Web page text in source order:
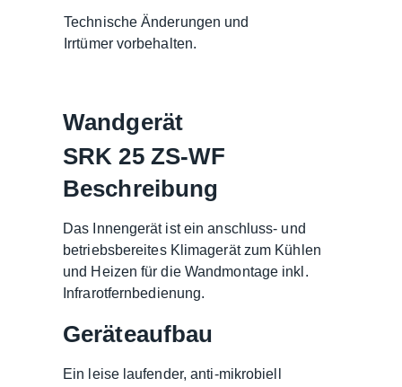
Technische Änderungen und
Irrtümer vorbehalten.
Wandgerät
SRK 25 ZS-WF
Beschreibung
Das Innengerät ist ein anschluss- und
betriebsbereites Klimagerät zum Kühlen
und Heizen für die Wandmontage inkl.
Infrarotfernbedienung.
Geräteaufbau
Ein leise laufender, anti-mikrobiell